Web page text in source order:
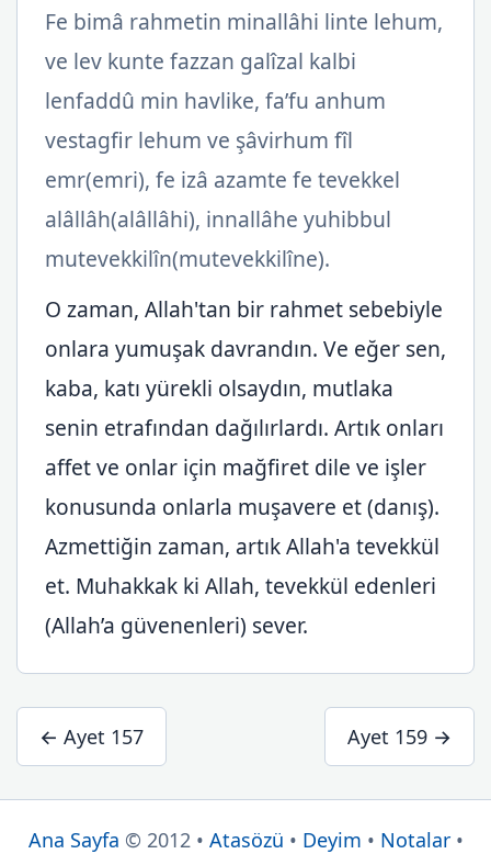
Fe bimâ rahmetin minallâhi linte lehum,
ve lev kunte fazzan galîzal kalbi
lenfaddû min havlike, fa’fu anhum
vestagfir lehum ve şâvirhum fîl
emr(emri), fe izâ azamte fe tevekkel
alâllâh(alâllâhi), innallâhe yuhibbul
mutevekkilîn(mutevekkilîne).
O zaman, Allah'tan bir rahmet sebebiyle
onlara yumuşak davrandın. Ve eğer sen,
kaba, katı yürekli olsaydın, mutlaka
senin etrafından dağılırlardı. Artık onları
affet ve onlar için mağfiret dile ve işler
konusunda onlarla muşavere et (danış).
Azmettiğin zaman, artık Allah'a tevekkül
et. Muhakkak ki Allah, tevekkül edenleri
(Allah’a güvenenleri) sever.
← Ayet 157 Ayet 159 →
Ana Sayfa © 2012 • Atasözü • Deyim • Notalar•